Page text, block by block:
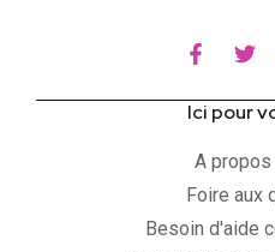
Ici pour
A
Foire aux
Besoin d'aide